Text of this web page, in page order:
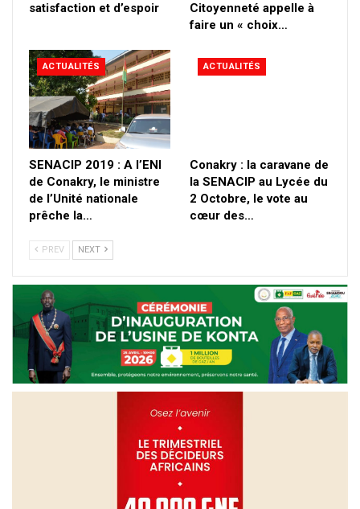
satisfaction et d’espoir
Citoyenneté appelle à
faire un « choix…
ACTUALITÉS
SENACIP 2019 : A l’ENI
de Conakry, le ministre
de l’Unité nationale
prêche la…
ACTUALITÉS
Conakry : la caravane de
la SENACIP au Lycée du
2 Octobre, le vote au
cœur des…
PREV NEXT